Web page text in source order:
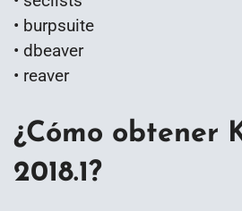
• burpsuite
• dbeaver
• reaver
¿Cómo obtener
2018.1?